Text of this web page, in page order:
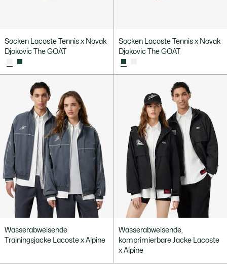
Socken Lacoste Tennis x Novak
Djokovic The GOAT
Socken Lacoste Tennis x Novak
Djokovic The GOAT
Wasserabweisende
Trainingsjacke Lacoste x Alpine
Wasserabweisende,
komprimierbare Jacke Lacoste
x Alpine